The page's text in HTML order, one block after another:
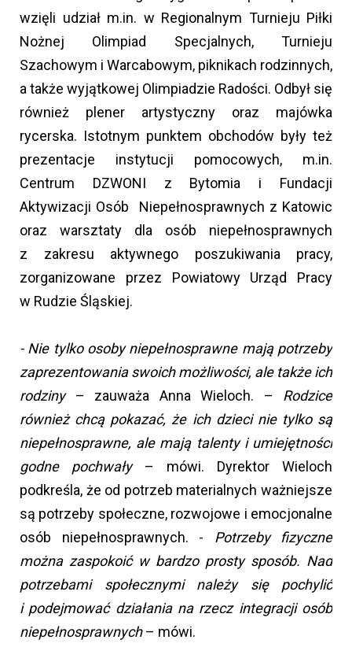
wzięli udział m.in. w Regionalnym Turnieju Piłki
Nożnej Olimpiad Specjalnych, Turnieju
Szachowym i Warcabowym, piknikach rodzinnych,
a także wyjątkowej Olimpiadzie Radości. Odbył się
również plener artystyczny oraz majówka
rycerska. Istotnym punktem obchodów były też
prezentacje instytucji pomocowych, m.in.
Centrum DZWONI z Bytomia i Fundacji
Aktywizacji Osób Niepełnosprawnych z Katowic
oraz warsztaty dla osób niepełnosprawnych
z zakresu aktywnego poszukiwania pracy,
zorganizowane przez Powiatowy Urząd Pracy
w Rudzie Śląskiej.
- Nie tylko osoby niepełnosprawne mają potrzeby
zaprezentowania swoich możliwości, ale także ich
rodziny– zauważa Anna Wieloch. – Rodzice
również chcą pokazać, że ich dzieci nie tylko są
niepełnosprawne, ale mają talenty i umiejętności
godne pochwały – mówi. Dyrektor Wieloch
podkreśla, że od potrzeb materialnych ważniejsze
są potrzeby społeczne, rozwojowe i emocjonalne
osób niepełnosprawnych. - Potrzeby fizyczne
można zaspokoić w bardzo prosty sposób. Nad
potrzebami społecznymi należy się pochylić
i podejmować działania na rzecz integracji osób
niepełnosprawnych– mówi.